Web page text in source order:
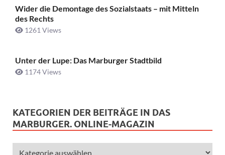
Wider die Demontage des Sozialstaats – mit Mitteln
des Rechts
1261 Views
Unter der Lupe: Das Marburger Stadtbild
1174 Views
KATEGORIEN DER BEITRÄGE IN DAS
MARBURGER. ONLINE-MAGAZIN